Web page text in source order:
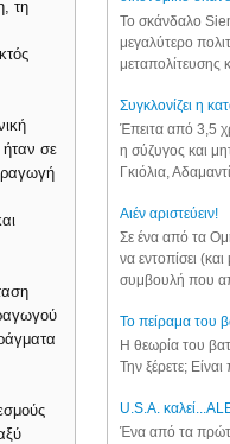
τη
ήταν σε
Το σκάνδαλο
μεγαλύτερο
μεταπολίτευσης
Συγκλονίζει η
Έπειτα από 3,5
η σύζυγος και
Γκιόλια,
Aιέν αριστεύειν!
Σε ένα από τα
να εντοπίσει
συμβουλή που
Το πείραμα του
Η θεωρία του
Την ξέρετε;
U.S.A.
Ένα από τα